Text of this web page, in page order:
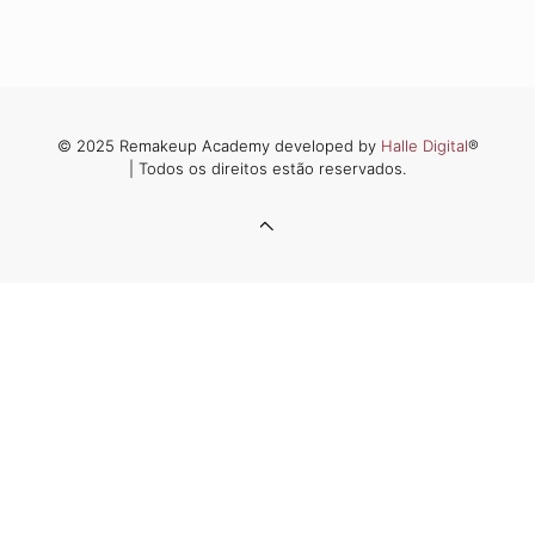
© 2025 Remakeup Academy developed by Halle Digital®
| Todos os direitos estão reservados.